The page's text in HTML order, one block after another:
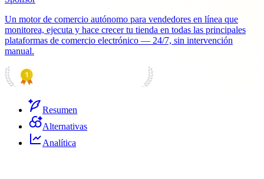
Un motor de comercio autónomo para vendedores en línea que
monitorea, ejecuta y hace crecer tu tienda en todas las principales
plataformas de comercio electrónico — 24/7, sin intervención
manual.
Resumen
Alternativas
Analítica